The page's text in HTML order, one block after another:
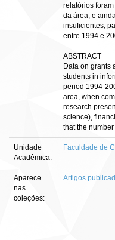
relatórios
da área, e
insuficientes,
entre 1994 e
ABSTRACT
Data on grants
students in
period 1994-
area, when
research
science),
that the
Unidade
Acadêmica:
Faculdade de
Aparece
nas
coleções:
Artigos